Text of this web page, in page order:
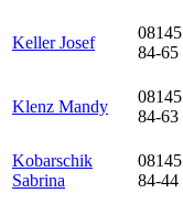
Keller Josef
08145
84-65
Klenz Mandy
08145
84-63
Kobarschik
Sabrina
08145
84-44